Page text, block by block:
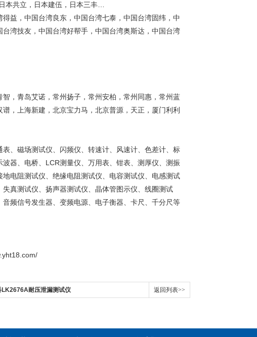
本共立，日本建伍，日本三丰…
益，中国台湾良东，中国台湾七泰，中国台湾固纬，中
湾技友，中国台湾好帮手，中国台湾奥斯达，中国台湾
，青岛艾诺，常州扬子，常州安柏，常州同惠，常州蓝
，上海新建，北京宝力马，北京普源，天正，厦门利利
、磁场测试仪、闪频仪、转速计、风速计、色差计、标
器、电桥、LCR测量仪、万用表、钳表、测厚仪、测振
电阻测试仪、绝缘电阻测试仪、电容测试仪、电感测试
真测试仪、扬声器测试仪、晶体管图示仪、线圈测试
频信号发生器、变频电源、电子衡器、卡尺、千分尺等
LK2676A耐压泄漏测试仪 返回列表>>